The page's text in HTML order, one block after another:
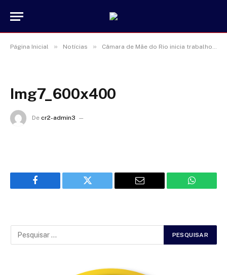
Página Inicial » Notícias » Câmara de Mãe do Rio inicia trabalhos do primeiro período legislativo de 2022
Img7_600x400
De cr2-admin3
Facebook Twitter Email